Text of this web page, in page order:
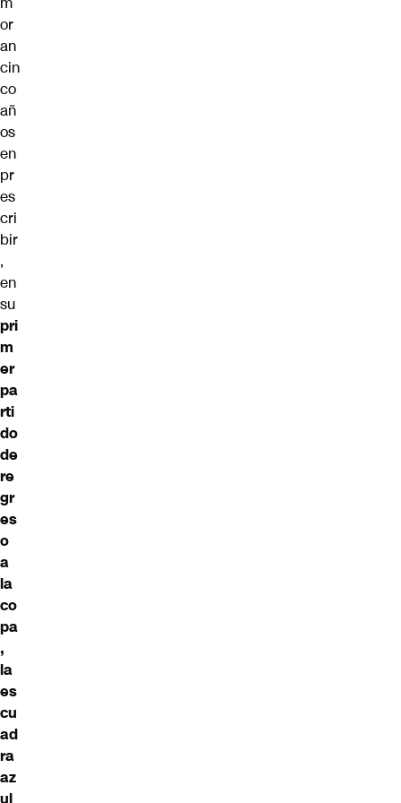
or
an
cin
co
añ
os
en
pr
es
cri
bir
,
en
su
pri
m
er
pa
rti
do
de
re
gr
es
o
a
la
co
pa
,
la
es
cu
ad
ra
az
ul